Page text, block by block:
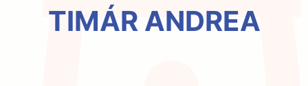
TIMÁR ANDREA